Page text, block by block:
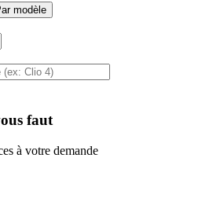
modèle
faut
à votre demande